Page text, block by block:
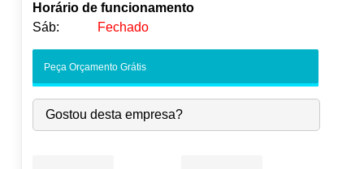
Horário de funcionamento
Sáb:
Fechado
-
Qua:
09:00-18:00
Qui:
09:00-18:00 ●
Peça Orçamento Grátis
Gostou desta empresa?